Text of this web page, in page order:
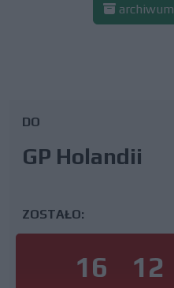
DO
GP Holandii
ZOSTAŁO:
16 12